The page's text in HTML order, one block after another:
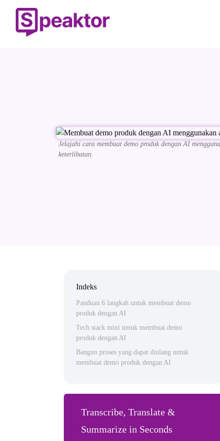
Jelajahi cara membuat demo produk dengan AI
keterlibatan.
Indeks
Panduan 6 langkah untuk membuat demo
produk dengan AI
Tech stack mini untuk membuat demo
produk dengan AI
Bangun proses yang dapat diulang untuk
membuat demo produk dengan AI
Transcribe, Translate &
Summarize in Seconds